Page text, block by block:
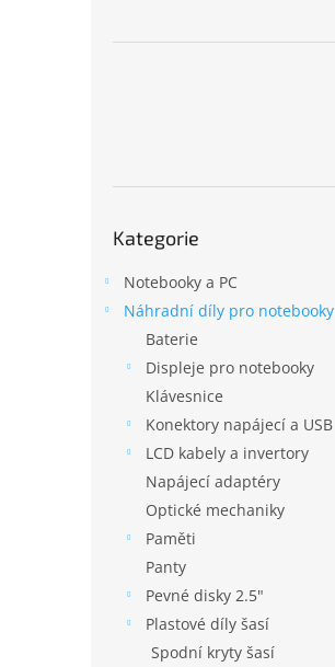
kategorie
Kategorie
Notebooky a PC
Náhradní díly pro notebooky
Baterie
Displeje pro notebooky
Klávesnice
Konektory napájecí a USB
LCD kabely a invertory
Napájecí adaptéry
Optické mechaniky
Paměti
Panty
Pevné disky 2.5"
Plastové díly šasí
Spodní kryty šasí